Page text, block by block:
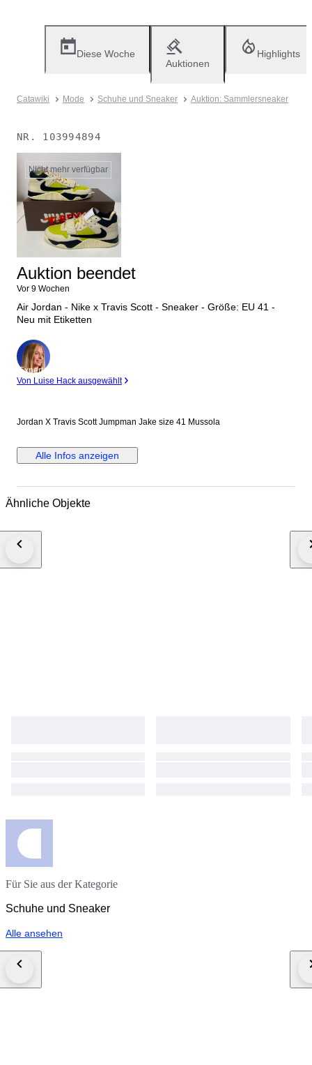
Diese Woche
Auktionen
Highlights
Catawiki Mode Schuhe und Sneaker Auktion: Sammlersneaker
NR. 103994894
Nicht mehr verfügbar
Auktion beendet
Vor 9 Wochen
Air Jordan - Nike x Travis Scott - Sneaker - Größe: EU 41 -
Neu mit Etiketten
Experte
Von Luise Hack ausgewählt
Jordan X Travis Scott Jumpman Jake size 41 Mussola
Alle Infos anzeigen
Ähnliche Objekte
Für Sie aus der Kategorie
Schuhe und Sneaker
Alle ansehen